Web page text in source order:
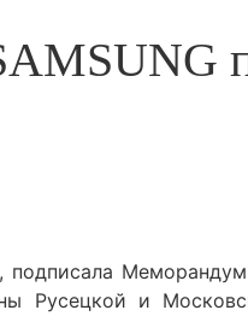
Русецкой и